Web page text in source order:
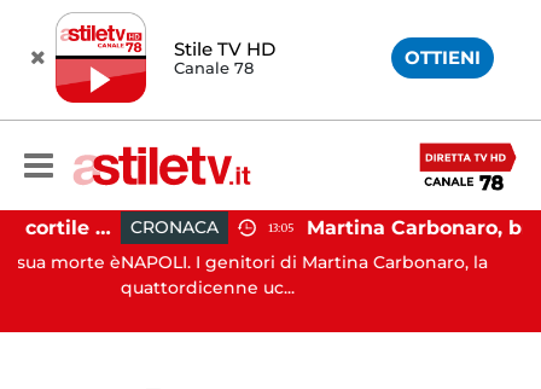
Stile TV HD
Canale 78 OTTIENI
Salerno, cadavere nel cortile di un palazzo: indaga la Polizia
morte è
CRONACA 13:05
NAPOLI. I genitori di Martina Carbonaro, la
quattordicenne uc...